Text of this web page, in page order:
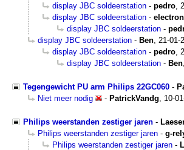
display JBC soldeerstation - pedro,
display JBC soldeerstation - electron
display JBC soldeerstation -
display JBC soldeerstation - Ben, 21-01-
display JBC soldeerstation - pedro,
display JBC soldeerstation - Ben,
Tegengewicht PU arm Philips 22GC060 -
Niet meer nodig
- PatrickVandg 10-
Philips weerstanden zestiger jaren -
Philips weerstanden zestiger jaren - g-
Philips weerstanden zestiger jaren -